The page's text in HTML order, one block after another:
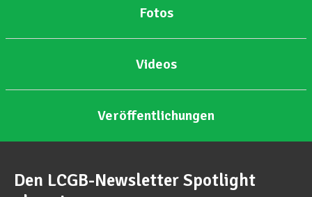
Fotos
Videos
Veröffentlichungen
Den LCGB-Newsletter Spotlight